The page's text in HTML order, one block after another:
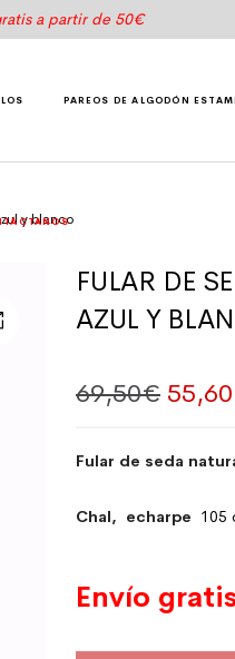
a partir de 50€
PAREOS DE ALGODÓN
y blanco
FULAR DE
AZUL Y
69,50€ El
55,60
Fular de seda
Chal, echarpe 105
Envío